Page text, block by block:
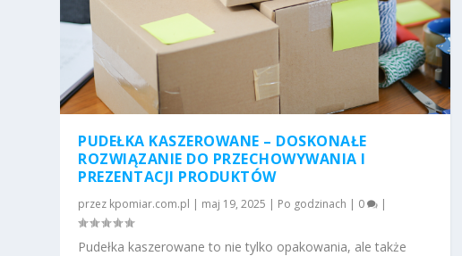
PUDEŁKA KASZEROWANE – DOSKONAŁE
ROZWIĄZANIE DO PRZECHOWYWANIA I
PREZENTACJI PRODUKTÓW
przez kpomiar.com.pl | maj 19, 2025 | Po godzinach | 0 |
Pudełka kaszerowane to nie tylko opakowania, ale także